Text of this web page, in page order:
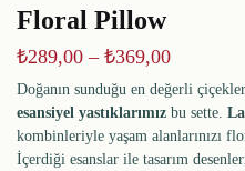
Floral Pillow
₺289,00 – ₺369,00
Doğanın sunduğu en değerli
esansiyel yastıklarımız bu sette.
kombinleriyle yaşam alanlarınızı
İçerdiği esanslar ile tasarım